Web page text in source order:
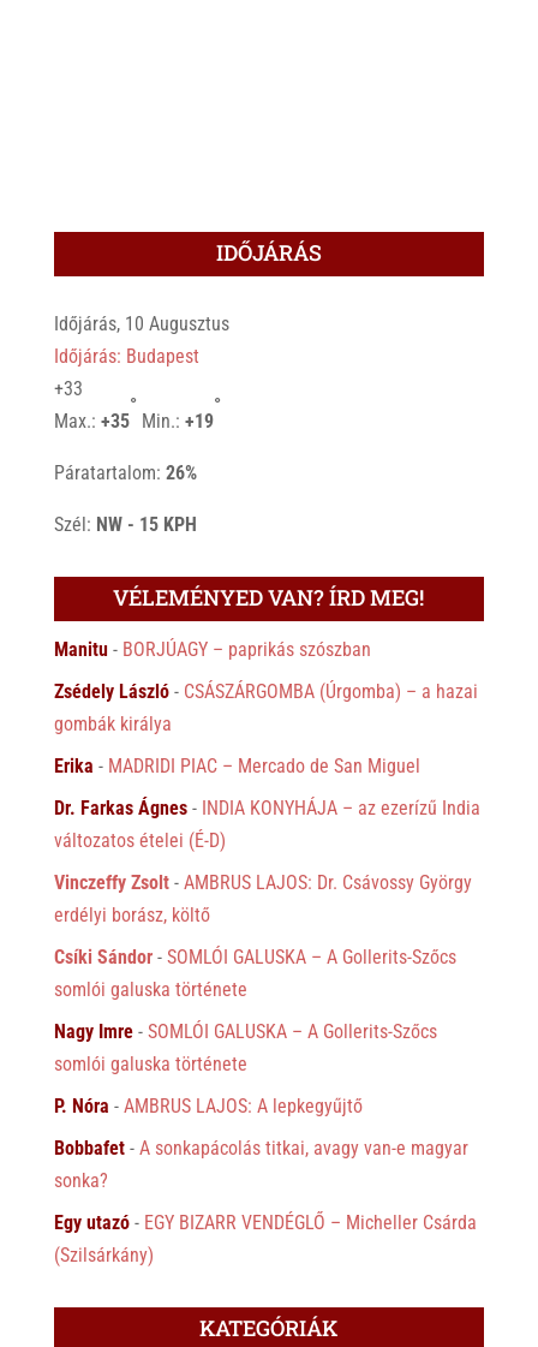
IDŐJÁRÁS
Időjárás, 10 Augusztus
Időjárás: Budapest
+33
Max.: +35
°
Min.: +19
°
Páratartalom: 26%
Szél: NW - 15 KPH
VÉLEMÉNYED VAN? ÍRD MEG!
Manitu- BORJÚAGY – paprikás szószban
Zsédely László- CSÁSZÁRGOMBA (Úrgomba) – a hazai
gombák királya
Erika - MADRIDI PIAC – Mercado de San Miguel
Dr. Farkas Ágnes- INDIA KONYHÁJA – az ezerízű India
változatos ételei (É-D)
Vinczeffy Zsolt- AMBRUS LAJOS: Dr. Csávossy György
erdélyi borász, költő
Csíki Sándor- SOMLÓI GALUSKA – A Gollerits-Szőcs
somlói galuska története
Nagy Imre- SOMLÓI GALUSKA – A Gollerits-Szőcs
somlói galuska története
P. Nóra - AMBRUS LAJOS: A lepkegyűjtő
Bobbafet- A sonkapácolás titkai, avagy van-e magyar
sonka?
Egy utazó- EGY BIZARR VENDÉGLŐ – Micheller Csárda
(Szilsárkány)
KATEGÓRIÁK